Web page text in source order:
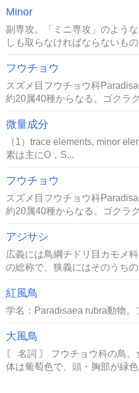
Minor
副専攻。「ミニ専攻」のよう
しも取らなければならないも
フウチョウ
スズメ目フウチョウ科
約20属40種からなる。ゴクラク
微量成分
（1）trace elements, minor
素は主にO，S...
フウチョウ
スズメ目フウチョウ科
約20属40種からなる。ゴクラク
アジサシ
広義には鳥綱チドリ目カモメ
の総称で、狭義にはそのうちの
紅風鳥
学名：Paradisaea rubra動物。
大風鳥
〘 名詞 〙 フウチョウ科の鳥。
体は葡萄色で、頭・胸部が緑色